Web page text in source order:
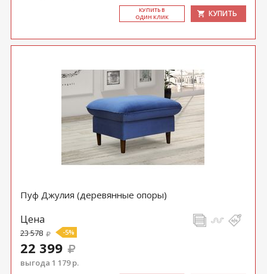
КУ­ПИТЬ В
ОДИН КЛИК
КУПИТЬ
Пуф Джулия (деревянные опоры)
Цена
23 578 -5%
22 399
выгода 1 179 р.